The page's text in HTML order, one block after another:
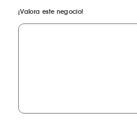
¡Valora este negocio!